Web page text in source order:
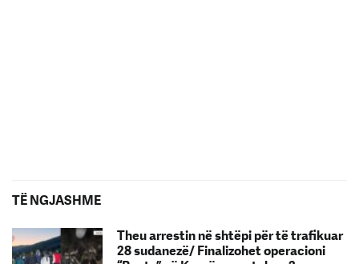
TË NGJASHME
Theu arrestin në shtëpi për të trafikuar
28 sudanezë/ Finalizohet operacioni